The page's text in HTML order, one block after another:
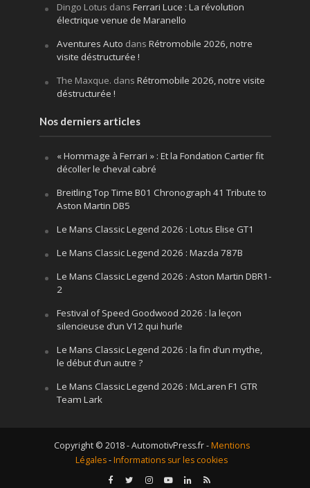
Dingo Lotus dans Ferrari Luce : La révolution
électrique venue de Maranello
Aventures Auto dans Rétromobile 2026, notre
visite déstructurée !
The Maxque. dans Rétromobile 2026, notre visite
déstructurée !
Nos derniers articles
« Hommage à Ferrari » : Et la Fondation Cartier fit
décoller le cheval cabré
Breitling Top Time B01 Chronograph 41 Tribute to
Aston Martin DB5
Le Mans Classic Legend 2026 : Lotus Elise GT1
Le Mans Classic Legend 2026 : Mazda 787B
Le Mans Classic Legend 2026 : Aston Martin DBR1-
2
Festival of Speed Goodwood 2026 : la leçon
silencieuse d’un V12 qui hurle
Le Mans Classic Legend 2026 : la fin d’un mythe,
le début d’un autre ?
Le Mans Classic Legend 2026 : McLaren F1 GTR
Team Lark
Copyright © 2018 - AutomotivPress.fr -Mentions
Légales-Informations sur les cookies